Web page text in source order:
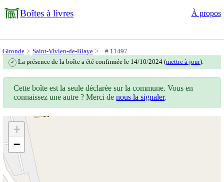
Boîtes à livres À propos
Gironde Saint-Vivien-de-Blaye # 11497
✓ La présence de la boîte a été confirmée le 14/10/2024 (mettre à jour).
Cette boîte est la seule déclarée sur la commune. Vous en
connaissez une autre ? Merci denous la signaler.
+
−